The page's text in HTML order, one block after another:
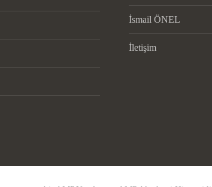
İsmail ÖNEL
İletişim